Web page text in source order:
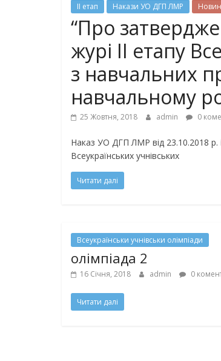
ІІ етап Накази УО ДГП ЛМР
“Про
журі IІ етапу
з навчальних
навчальному
25 Жовтня, 2018 admin 0
Наказ УО ДГП ЛМР від 23.10.2018 р.
Всеукраїнських учнівських
Читати далі
Всеукраїнськи учнівськи олімпіади
олімпіада 2
16 Січня, 2018 admin 0
Читати далі